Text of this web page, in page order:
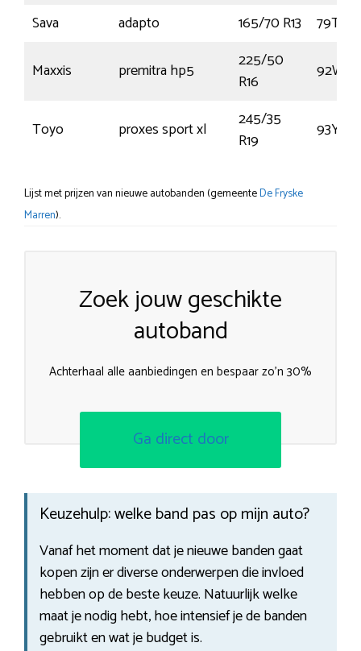
Sava
adapto 165/70 R13
79T
Maxxis
premitra hp5
225/50
R16
92W
Toyo proxes sport xl
245/35
R19
93Y
Lijst met prijzen van nieuwe autobanden (gemeenteDe Fryske
Marren).
Zoek jouw geschikte
autoband
Achterhaal alle aanbiedingen en bespaar zo’n 30%
Ga direct door
Keuzehulp: welke band pas op mijn auto?
Vanaf het moment dat je nieuwe banden gaat
kopen zijn er diverse onderwerpen die invloed
hebben op de beste keuze. Natuurlijk welke
maat je nodig hebt, hoe intensief je de banden
gebruikt en wat je budget is.